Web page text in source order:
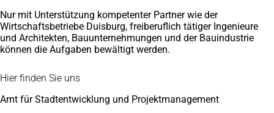
Nur mit Unterstützung kompetenter Partner wie der
Wirtschaftsbetriebe Duisburg, freiberuflich tätiger Ingenieure
und Architekten, Bauunternehmungen und der Bauindustrie
können die Aufgaben bewältigt werden.
Fußbereich
Hier finden Sie uns
Amt für Stadtentwicklung und Projektmanagement